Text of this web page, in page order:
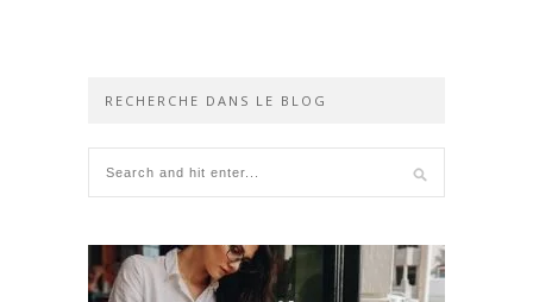
RECHERCHE DANS LE BLOG